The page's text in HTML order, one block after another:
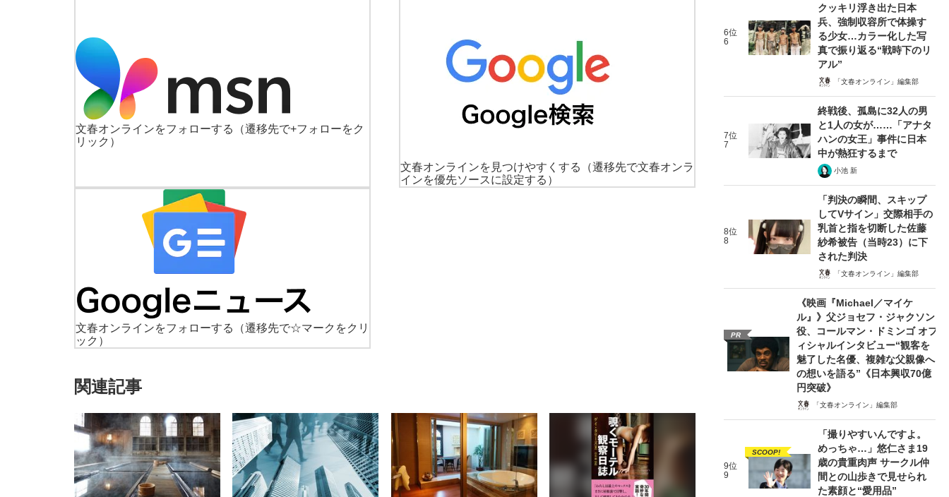
文春オンラインをフォローする
（遷移先で+フォローをク
リック）
文春オンラインを見つけやすくする
（遷移先で文春オンラ
インを優先ソースに設定する）
文春オンラインをフォローする
（遷移先で☆マークをクリ
ック）
関連記事
6位
6
クッキリ浮き出た日本
兵、強制収容所で体操す
る少女…カラー化した写
真で振り返る“戦時下のリ
アル”
「文春オンライン」編集部
7位
7
終戦後、孤島に32人の男
と1人の女が……「アナタ
ハンの女王」事件に日本
中が熱狂するまで
小池 新
8位
8
「判決の瞬間、スキップ
してVサイン」交際相手の
乳首と指を切断した佐藤
紗希被告（当時23）に下
された判決
「文春オンライン」編集部
PR
《映画『Michael／マイケ
ル』》父ジョセフ・ジャクソン
役、コールマン・ドミンゴ オフ
ィシャルインタビュー“観客を
魅了した名優、複雑な父親像へ
の想いを語る”《日本興収70億
円突破》
「文春オンライン」編集部
9位
9
SCOOP!
「撮りやすいんですよ。
めっちゃ…」悠仁さま19
歳の貴重肉声 サークル仲
間との山歩きで見せられ
た素顔と“愛用品”